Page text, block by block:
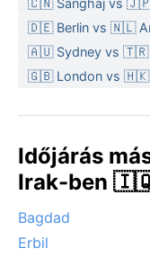
🇩🇪 Berlin vs 🇳🇱
🇦🇺 Sydney vs 🇹🇷
🇬🇧 London vs 🇭🇰
Időjárás
Irak-ben
Bagdad
Erbil